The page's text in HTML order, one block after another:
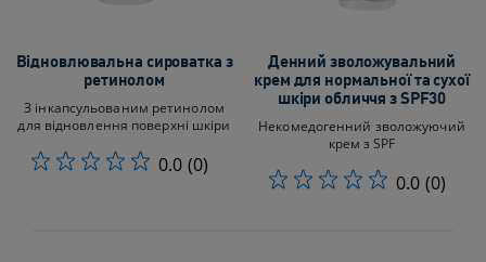
Відновлювальна сироватка з
ретинолом
З інкапсульованим ретинолом
для відновлення поверхні шкіри
0.0 (0)
Денний зволожувальний
крем для нормальної та сухої
шкіри обличчя з SPF30
Некомедогенний зволожуючий
крем з SPF
0.0 (0)